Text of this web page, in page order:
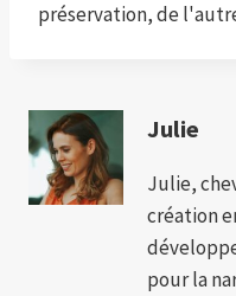
préservation, de
Julie
Julie,
création
pour la